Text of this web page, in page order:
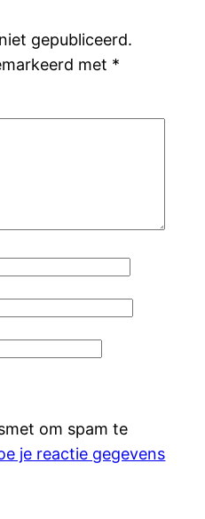
gepubliceerd.
met *
om spam te
je reactie gegevens